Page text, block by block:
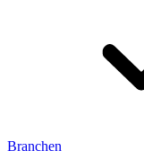
Branchen